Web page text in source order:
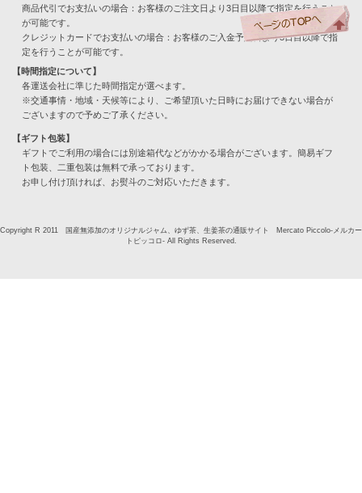
商品代引でお支払いの場合：お客様のご注文日より3日目以降で指定を行うこと
が可能です。
クレジットカードでお支払いの場合：お客様のご入金予定日より3日目以降で指
定を行うことが可能です。
【時間指定について】
各運送会社に準じた時間指定が選べます。
※交通事情・地域・天候等により、ご希望頂いた日時にお届けできない場合が
ございますので予めご了承ください。
【ギフト包装】
ギフトでご利用の場合には別途箱代などがかかる場合がございます。簡易ギフ
ト包装、二重包装は無料で承っております。
お申し付け頂ければ、お熨斗のご対応いただきます。
Copyright R 2011 国産無添加のオリジナルジャム、ゆず茶、生姜茶の通販サイト Mercato Piccolo-メルカー
トピッコロ- All Rights Reserved.